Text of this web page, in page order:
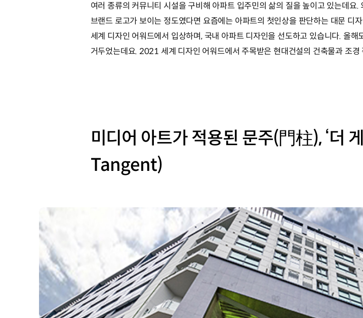
여러 종류의 커뮤니티 시설을 구비해 아파트 입주민의 삶의 질을 높이고 있는데요
브랜드 로고가 보이는 정도였다면 요즘에는 아파트의 첫인상을 판단하는 대문 디
세계 디자인 어워드에서 입상하며, 국내 아파트 디자인을 선도하고 있습니다. 올
거두었는데요. 2021 세계 디자인 어워드에서 주목받은 현대건설의 건축물과 조
미디어 아트가 적용된 문주(門柱), ‘더
Tangent)